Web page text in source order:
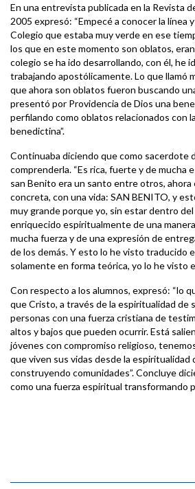
En una entrevista publicada en la Revista
2005 expresó: “Empecé a conocer la línea
Colegio que estaba muy verde en ese
los que en este momento son oblatos,
colegio se ha ido desarrollando, con él, he
trabajando apostólicamente. Lo que llamó
que ahora son oblatos fueron buscando
presentó por Providencia de Dios una
perfilando como oblatos relacionados con
benedictina”.
Continuaba diciendo que como sacerdote
comprenderla. “Es rica, fuerte y de mucha
san Benito era un santo entre otros, ahora
concreta, con una vida: SAN BENITO, y
muy grande porque yo, sin estar dentro
enriquecido espiritualmente de una
mucha fuerza y de una expresión de
de los demás. Y esto lo he visto traducido
solamente en forma teórica, yo lo he visto
Con respecto a los alumnos, expresó: “lo
que Cristo, a través de la espiritualidad de
personas con una fuerza cristiana de
altos y bajos que pueden ocurrir. Está
jóvenes con compromiso religioso,
que viven sus vidas desde la espiritualidad
construyendo comunidades”. Concluye
como una fuerza espiritual transformando